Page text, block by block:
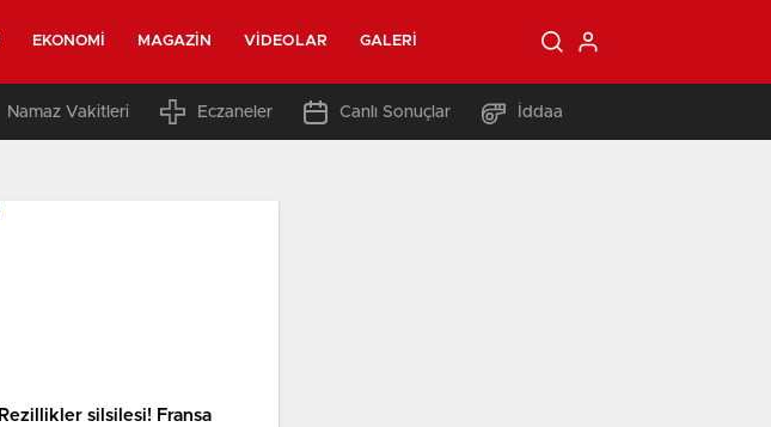
EKONOMI MAGAZIN VIDEOLAR GALERI
Namaz Vakitleri Eczaneler Canlı Sonuçlar İddaa
Rezillikler silsilesi! Fransa